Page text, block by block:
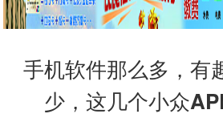
手机软件那么多，有
少，这几个小众